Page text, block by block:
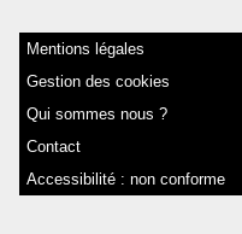
Mentions légales
Gestion des cookies
Qui sommes nous ?
Contact
Accessibilité : non conforme